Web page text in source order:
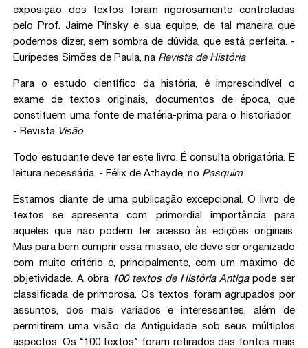
exposição dos textos foram rigorosamente controladas
pelo Prof. Jaime Pinsky e sua equipe, de tal maneira que
podemos dizer, sem sombra de dúvida, que está perfeita. -
Eurípedes Simões de Paula, na Revista de História
Para o estudo científico da história, é imprescindível o
exame de textos originais, documentos de época, que
constituem uma fonte de matéria-prima para o historiador.
- Revista Visão
Todo estudante deve ter este livro. É consulta obrigatória. E
leitura necessária. - Félix de Athayde, no Pasquim
Estamos diante de uma publicação excepcional. O livro de
textos se apresenta com primordial importância para
aqueles que não podem ter acesso às edições originais.
Mas para bem cumprir essa missão, ele deve ser organizado
com muito critério e, principalmente, com um máximo de
objetividade. A obra 100 textos de História Antigapode ser
classificada de primorosa. Os textos foram agrupados por
assuntos, dos mais variados e interessantes, além de
permitirem uma visão da Antiguidade sob seus múltiplos
aspectos. Os “100 textos” foram retirados das fontes mais